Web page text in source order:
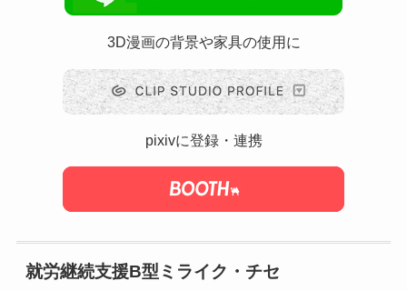
3D漫画の背景や家具の使用に
pixivに登録・連携
就労継続支援B型ミライク・チセ